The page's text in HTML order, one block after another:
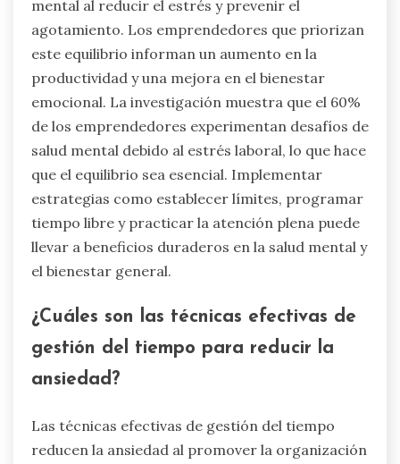
mental al reducir el estrés y prevenir el
agotamiento. Los emprendedores que priorizan
este equilibrio informan un aumento en la
productividad y una mejora en el bienestar
emocional. La investigación muestra que el 60%
de los emprendedores experimentan desafíos de
salud mental debido al estrés laboral, lo que hace
que el equilibrio sea esencial. Implementar
estrategias como establecer límites, programar
tiempo libre y practicar la atención plena puede
llevar a beneficios duraderos en la salud mental y
el bienestar general.
¿Cuáles son las técnicas efectivas de
gestión del tiempo para reducir la
ansiedad?
Las técnicas efectivas de gestión del tiempo
reducen la ansiedad al promover la organización